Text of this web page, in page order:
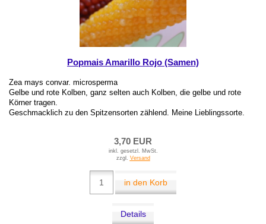
Popmais Amarillo Rojo (Samen)
Zea mays convar. microsperma
Gelbe und rote Kolben, ganz selten auch Kolben, die gelbe und rote
Körner tragen.
Geschmacklich zu den Spitzensorten zählend. Meine Lieblingssorte.
3,70 EUR
inkl. gesetzl. MwSt.
zzgl. Versand
in den Korb
Details